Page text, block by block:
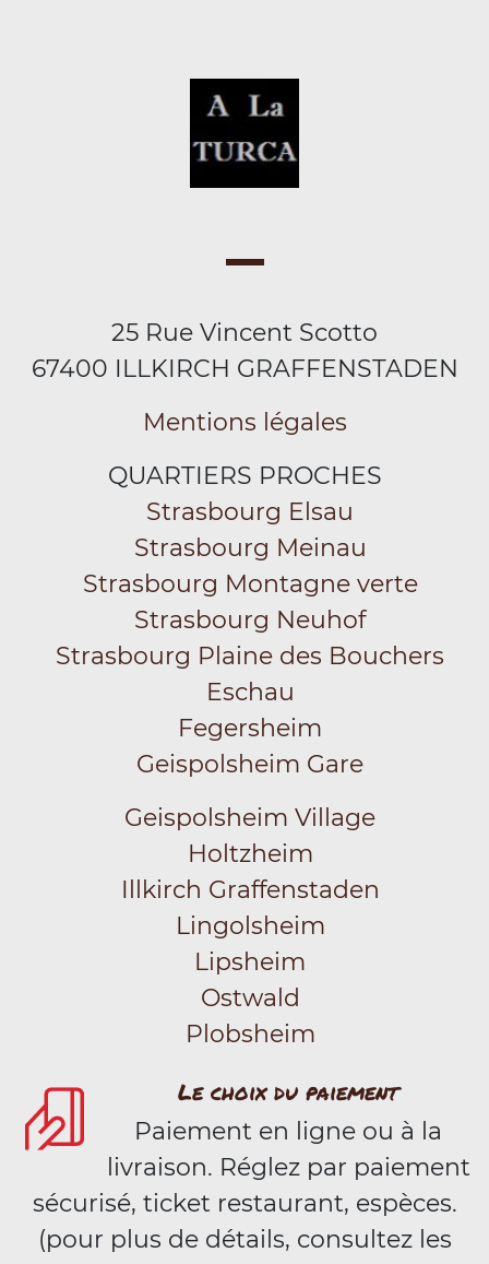
25 Rue Vincent Scotto
67400 ILLKIRCH GRAFFENSTADEN
Mentions légales
QUARTIERS PROCHES
Strasbourg Elsau
Strasbourg Meinau
Strasbourg Montagne verte
Strasbourg Neuhof
Strasbourg Plaine des Bouchers
Eschau
Fegersheim
Geispolsheim Gare
Geispolsheim Village
Holtzheim
Illkirch Graffenstaden
Lingolsheim
Lipsheim
Ostwald
Plobsheim
Le choix du paiement
Paiement en ligne ou à la
livraison. Réglez par paiement
sécurisé, ticket restaurant, espèces.
(pour plus de détails, consultez les